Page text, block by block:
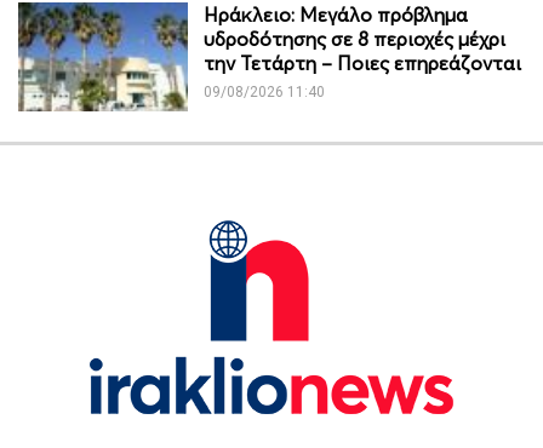
Ηράκλειο: Μεγάλο πρόβλημα
υδροδότησης σε 8 περιοχές μέχρι
την Τετάρτη – Ποιες επηρεάζονται
09/08/2026 11:40